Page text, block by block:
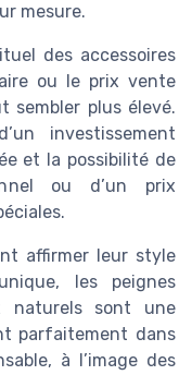
mesure.
des accessoires
ou le prix vente
sembler plus élevé.
investissement
et la possibilité de
ou d’un prix
affirmer leur style
les peignes
naturels sont une
parfaitement dans
à l’image des